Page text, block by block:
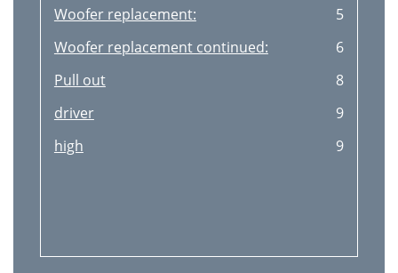
Woofer replacement:
5
Woofer replacement continued:
6
Pull out
8
driver
9
high
9